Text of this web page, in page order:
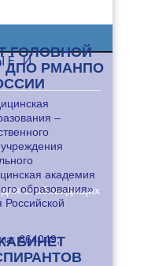
ГОЛОВНОЙ
ДПО РМАНПО
слабовидящих
И
–
академия
образования»
Российской
664049,